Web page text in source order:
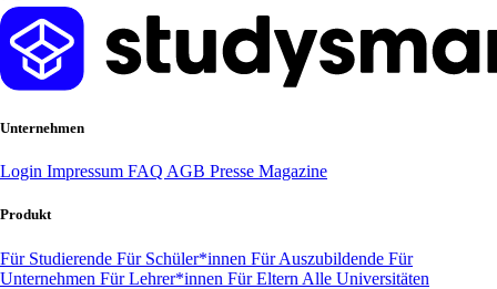
Unternehmen
Login Impressum FAQ AGB Presse Magazine
Produkt
Für Studierende Für Schüler*innen Für Auszubildende Für
Unternehmen Für Lehrer*innen Für Eltern Alle Universitäten